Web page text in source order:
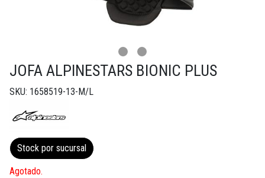
JOFA ALPINESTARS BIONIC PLUS
SKU: 1658519-13-M/L
Stock por sucursal
Agotado.